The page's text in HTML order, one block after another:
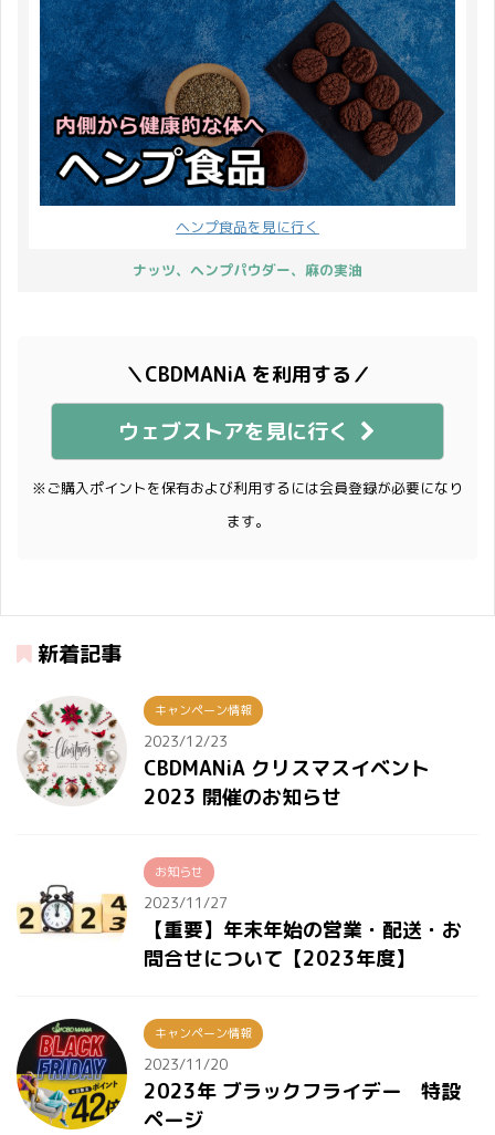
ヘンプ食品を見に行く
ナッツ、ヘンプパウダー、麻の実油
＼CBDMANiA を利用する／
ウェブストアを見に行く
※ご購入ポイントを保有および利用するには会員登録が必要になり
ます。
新着記事
キャンペーン情報
2023/12/23
CBDMANiA クリスマスイベント
2023 開催のお知らせ
お知らせ
2023/11/27
【重要】年末年始の営業・配送・お
問合せについて【2023年度】
キャンペーン情報
2023/11/20
2023年 ブラックフライデー 特設
ページ